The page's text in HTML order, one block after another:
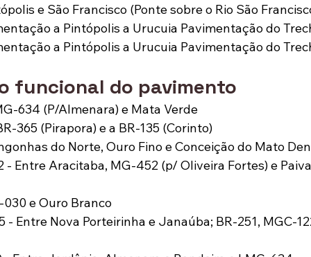
e São Francisco (Ponte sobre o Rio São
a Pintópolis a Urucuia Pavimentação do
a Pintópolis a Urucuia Pavimentação do
funcional do pavimento
634 (P/Almenara) e Mata Verde
365 (Pirapora) e a BR-135 (Corinto)
do Norte, Ouro Fino e Conceição do Mato
Entre Aracitaba, MG-452 (p/ Oliveira Fortes) e
e Ouro Branco
- Entre Nova Porteirinha e Janaúba; BR-251, MGC-